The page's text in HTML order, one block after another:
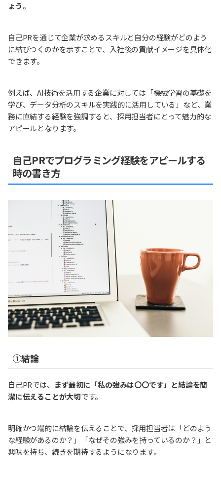
ょう。
自己PRを通じて企業が求めるスキルと自分の経験がどのよう
に結びつくのかを示すことで、入社後の貢献イメージを具体化
できます。
例えば、AI技術を活用する企業に対しては「機械学習の基礎を
学び、データ分析のスキルを実践的に活用している」など、業
務に直結する経験を強調すると、採用担当者にとって魅力的な
アピールとなります。
自己PRでプログラミング経験をアピールする
時の書き方
①結論
自己PRでは、
まず最初に「私の強みは〇〇です」と結論を簡
潔に伝えることが大切です。
明確かつ端的に結論を伝えることで、採用担当者は「どのよう
な経験があるのか？」「なぜその強みを持っているのか？」と
興味を持ち、続きを期待するようになります。